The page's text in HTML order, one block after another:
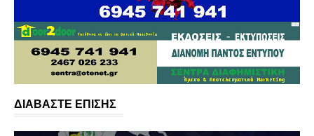
ΔΙΑΒΑΣΤΕ ΕΠΙΣΗΣ